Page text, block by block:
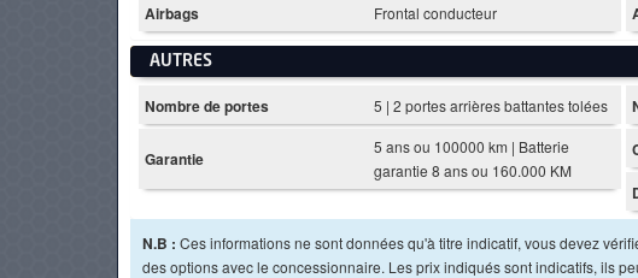
Airbags Frontal conducteur
AUTRES
Nombre de portes 5 | 2 portes arrières battantes tolées
Garantie
5 ans ou 100000 km | Batterie
garantie 8 ans ou 160.000 KM
N.B : Ces informations ne sont données qu'à titre indicatif, vous devez
des options avec le concessionnaire. Les prix indiqués sont indicatifs, ils